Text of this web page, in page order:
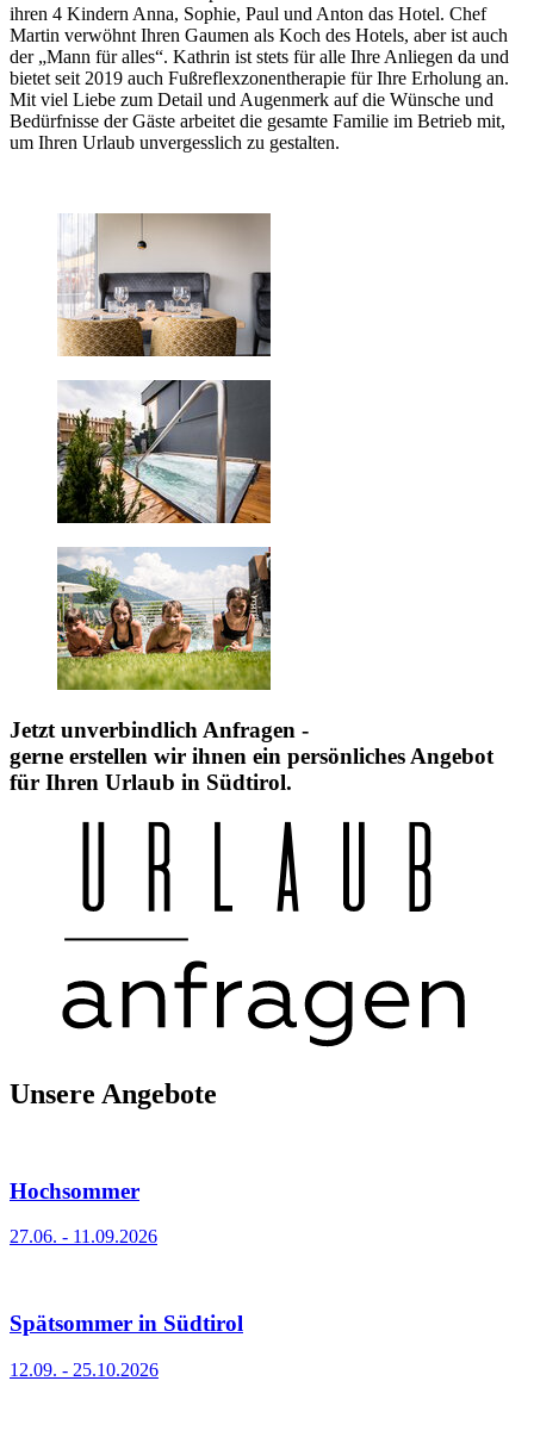
ihren 4 Kindern Anna, Sophie, Paul und Anton das Hotel. Chef
Martin verwöhnt Ihren Gaumen als Koch des Hotels, aber ist auch
der „Mann für alles“. Kathrin ist stets für alle Ihre Anliegen da und
bietet seit 2019 auch Fußreflexzonentherapie für Ihre Erholung an.
Mit viel Liebe zum Detail und Augenmerk auf die Wünsche und
Bedürfnisse der Gäste arbeitet die gesamte Familie im Betrieb mit,
um Ihren Urlaub unvergesslich zu gestalten.
Jetzt unverbindlich Anfragen -
gerne erstellen wir ihnen ein persönliches Angebot
für Ihren Urlaub in Südtirol.
Unsere Angebote
Hochsommer
27.06. - 11.09.2026
Spätsommer in Südtirol
12.09. - 25.10.2026